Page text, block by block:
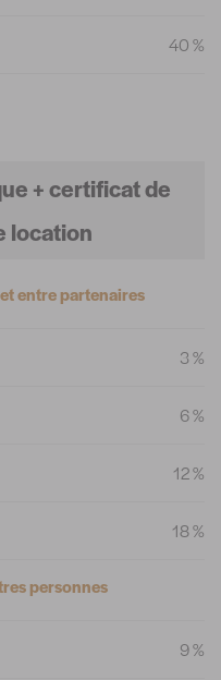
40 %
+ certificat de
location
entre partenaires
3 %
6 %
12 %
18 %
personnes
9 %